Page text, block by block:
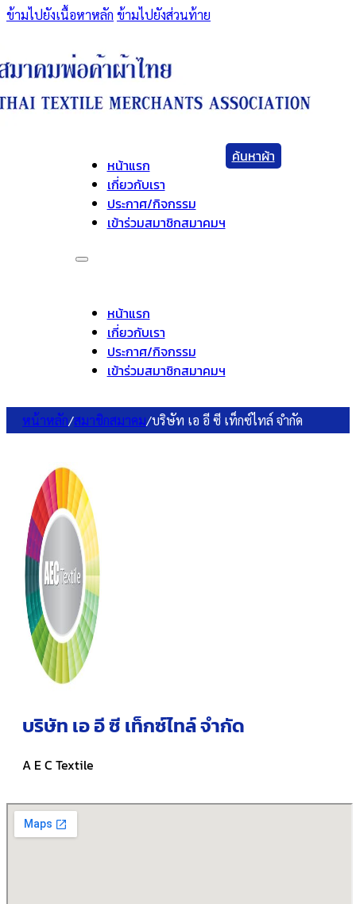
ข้ามไปยังเนื้อหาหลัก ข้ามไปยังส่วนท้าย
หน้าแรก
เกี่ยวกับเรา
ประกาศ/กิจกรรม
เข้าร่วมสมาชิกสมาคมฯ
หน้าแรก
เกี่ยวกับเรา
ประกาศ/กิจกรรม
เข้าร่วมสมาชิกสมาคมฯ
ค้นหาผ้า
หน้าหลัก/สมาชิกสมาคม/บริษัท เอ อี ซี เท็กซ์ไทล์ จำกัด
บริษัท เอ อี ซี เท็กซ์ไทล์ จำกัด
A E C Textile